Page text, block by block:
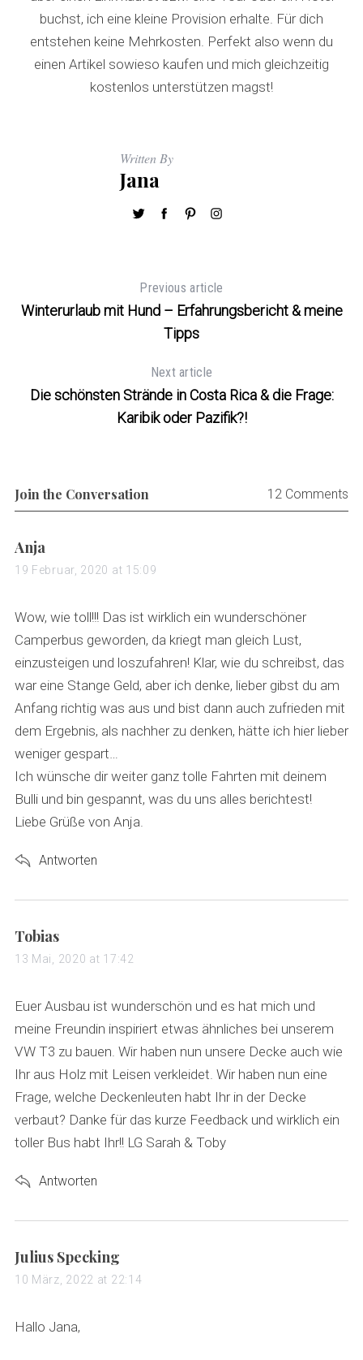
buchst, ich eine kleine Provision erhalte. Für dich
entstehen keine Mehrkosten. Perfekt also wenn du
einen Artikel sowieso kaufen und mich gleichzeitig
kostenlos unterstützen magst!
Written By
Jana
Previous article
Winterurlaub mit Hund – Erfahrungsbericht & meine
Tipps
Next article
Die schönsten Strände in Costa Rica & die Frage:
Karibik oder Pazifik?!
Join the Conversation 12 Comments
s
a
s
:
Anja
19 Februar, 2020 at 15:09
Wow, wie toll!!! Das ist wirklich ein wunderschöner
Camperbus geworden, da kriegt man gleich Lust,
einzusteigen und loszufahren! Klar, wie du schreibst, das
war eine Stange Geld, aber ich denke, lieber gibst du am
Anfang richtig was aus und bist dann auch zufrieden mit
dem Ergebnis, als nachher zu denken, hätte ich hier lieber
weniger gespart…
Ich wünsche dir weiter ganz tolle Fahrten mit deinem
Bulli und bin gespannt, was du uns alles berichtest!
Liebe Grüße von Anja.
Antworten
s
a
s
:
Tobias
13 Mai, 2020 at 17:42
Euer Ausbau ist wunderschön und es hat mich und
meine Freundin inspiriert etwas ähnliches bei unserem
VW T3 zu bauen. Wir haben nun unsere Decke auch wie
Ihr aus Holz mit Leisen verkleidet. Wir haben nun eine
Frage, welche Deckenleuten habt Ihr in der Decke
verbaut? Danke für das kurze Feedback und wirklich ein
toller Bus habt Ihr!! LG Sarah & Toby
Antworten
s
a
s
Julius Specking
10 März, 2022 at 22:14
Hallo Jana,